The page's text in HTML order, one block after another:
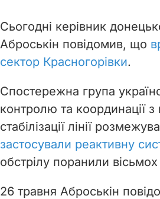
Сьогодні керівник
Аброськін повідомив, що
сектор Красногорівки.
Спостережна група
контролю та координації
стабілізації лінії
застосували реактивну
обстрілу поранили
26 травня Аброськін